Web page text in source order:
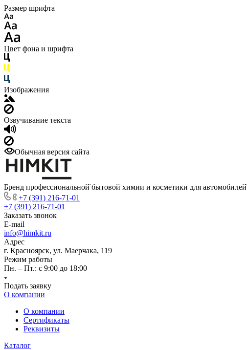
Размер шрифта
Цвет фона и шрифта
Изображения
Озвучивание текста
Обычная версия сайта
Бренд профессиональной̆ бытовой химии и косметики для автомобилей̆
+7 (391) 216-71-01
+7 (391) 216-71-01
Заказать звонок
E-mail
info@himkit.ru
Адрес
г. Красноярск, ул. Маерчака, 119
Режим работы
Пн. – Пт.: с 9:00 до 18:00
Подать заявку
О компании
О компании
Сертификаты
Реквизиты
Каталог